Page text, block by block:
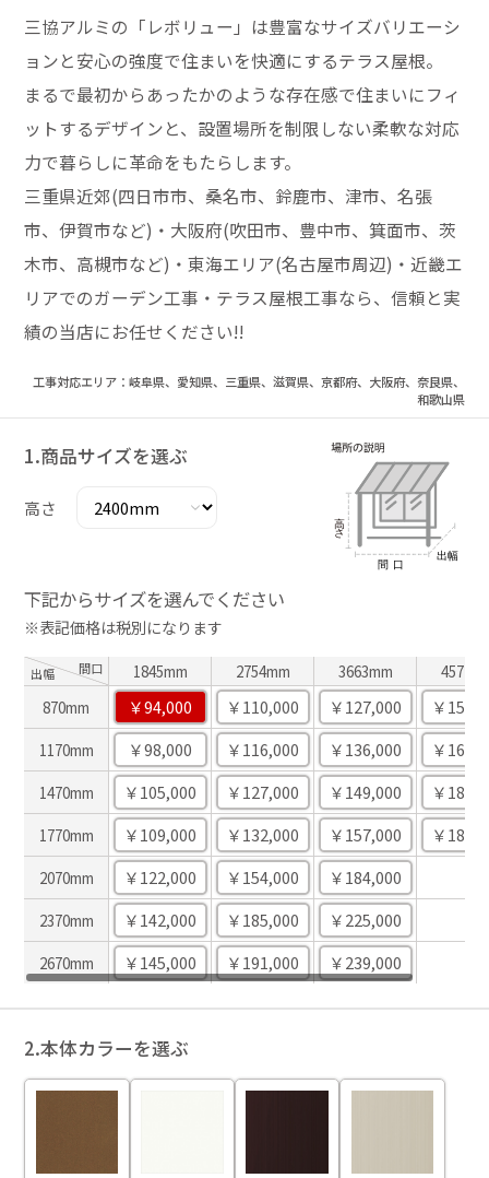
三協アルミの「レボリュー」は豊富なサイズバリエーシ
ョンと安心の強度で住まいを快適にするテラス屋根。
まるで最初からあったかのような存在感で住まいにフィ
ットするデザインと、設置場所を制限しない柔軟な対応
力で暮らしに革命をもたらします。
三重県近郊(四日市市、桑名市、鈴鹿市、津市、名張
市、伊賀市など)・大阪府(吹田市、豊中市、箕面市、茨
木市、高槻市など)・東海エリア(名古屋市周辺)・近畿エ
リアでのガーデン工事・テラス屋根工事なら、信頼と実
績の当店にお任せください!!
工事対応エリア：岐阜県、愛知県、三重県、滋賀県、京都府、大阪府、奈良県、
和歌山県
1.商品サイズを選ぶ
高さ
下記からサイズを選んでください
※表記価格は税別になります
出幅 間口 1845mm 2754mm 3663mm
870mm
￥94,000 ￥110,000 ￥127,000 ￥
1170mm ￥98,000 ￥116,000 ￥136,000 ￥
1470mm ￥105,000 ￥127,000 ￥149,000 ￥
1770mm ￥109,000 ￥132,000 ￥157,000 ￥
2070mm ￥122,000 ￥154,000 ￥184,000
2370mm ￥142,000 ￥185,000 ￥225,000
2670mm ￥145,000 ￥191,000 ￥239,000
2.本体カラーを選ぶ